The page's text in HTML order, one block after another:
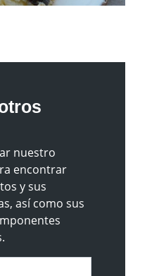
nuestro
encontrar
y sus
así como sus